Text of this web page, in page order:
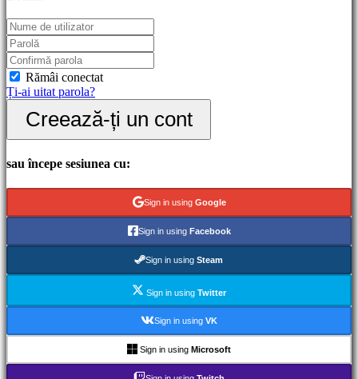
Gameplay
Evenimente
în
joc
Noutăți
Media
Ghiduri
Forum
IDC
Gifts
IDC
Plays
FAQ
Rămâi conectat
Ți-ai uitat parola?
Creează-ți un cont
sau începe sesiunea cu:
Sign in using Google
Sign in using Facebook
Sign in using Steam
Sign in using Twitter
Sign in using VK
Sign in using Microsoft